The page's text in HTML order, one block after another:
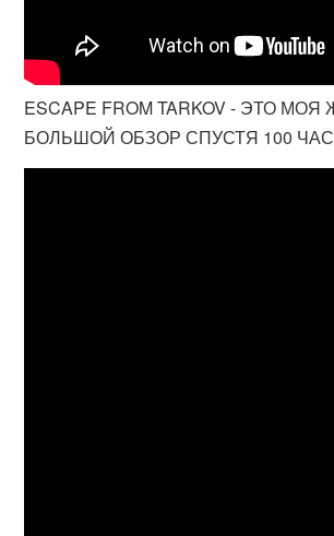
ESCAPE FROM TARKOV - ЭТО
БОЛЬШОЙ ОБЗОР СПУСТЯ 100